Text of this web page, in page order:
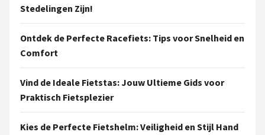
Stedelingen Zijn!
Ontdek de Perfecte Racefiets: Tips voor Snelheid en
Comfort
Vind de Ideale Fietstas: Jouw Ultieme Gids voor
Praktisch Fietsplezier
Kies de Perfecte Fietshelm: Veiligheid en Stijl Hand